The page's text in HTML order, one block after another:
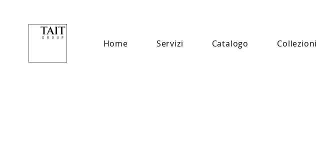
Home Servizi Catalogo Collezioni